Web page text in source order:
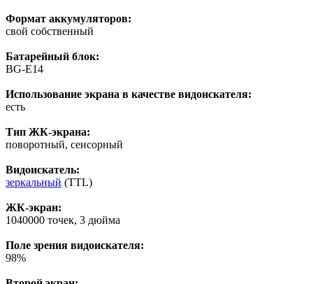
Формат аккумуляторов:
свой собственный
Батарейный блок:
BG-E14
Использование экрана в качестве видоискателя:
есть
Тип ЖК-экрана:
поворотный, сенсорный
Видоискатель:
зеркальный (TTL)
ЖК-экран:
1040000 точек, 3 дюйма
Поле зрения видоискателя:
98%